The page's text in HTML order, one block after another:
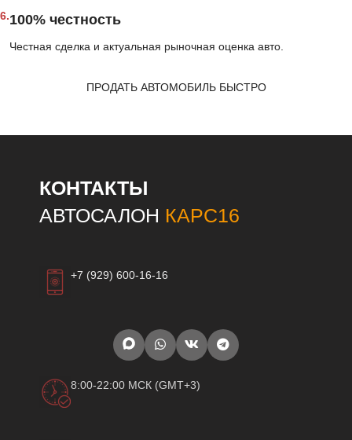
6.100% честность
Честная сделка и актуальная рыночная оценка авто.
ПРОДАТЬ АВТОМОБИЛЬ БЫСТРО
КОНТАКТЫ
АВТОСАЛОН КАРС16
+7 (929) 600-16-16
8:00-22:00 МСК (GMT+3)